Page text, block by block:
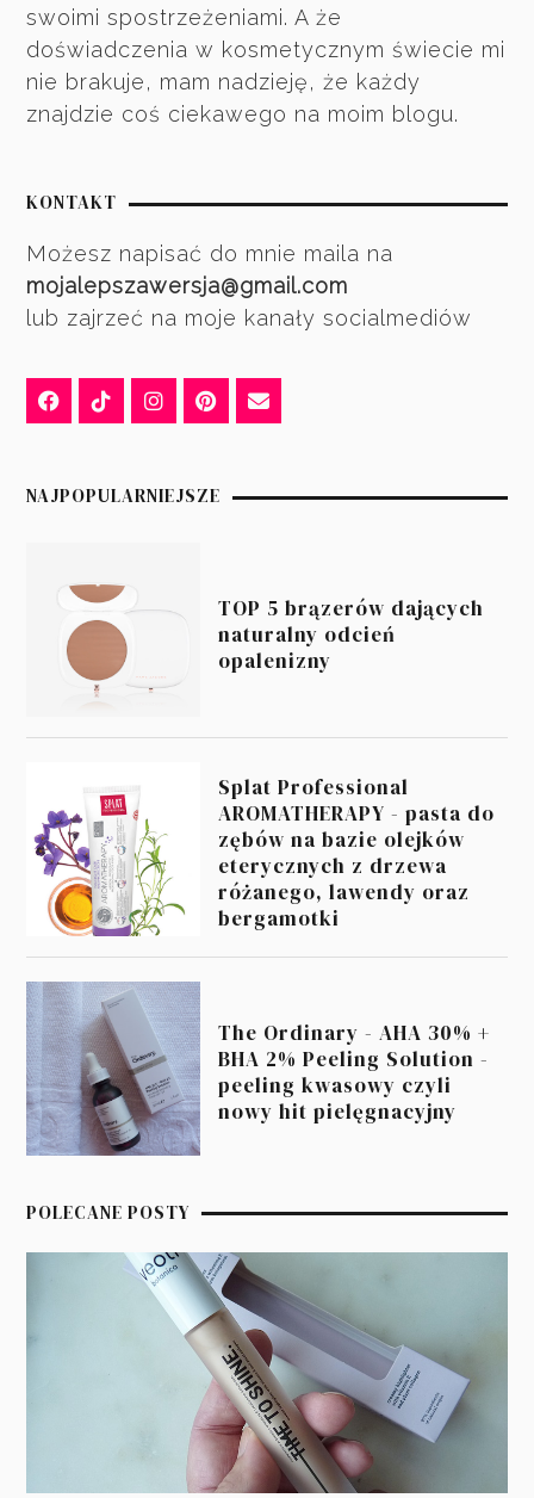
swoimi spostrzeżeniami. A że
doświadczenia w kosmetycznym świecie mi
nie brakuje, mam nadzieję, że każdy
znajdzie coś ciekawego na moim blogu.
KONTAKT
Możesz napisać do mnie maila na
mojalepszawersja@gmail.com
lub zajrzeć na moje kanały socialmediów
NAJPOPULARNIEJSZE
TOP 5 brązerów dających
naturalny odcień
opalenizny
Splat Professional
AROMATHERAPY - pasta do
zębów na bazie olejków
eterycznych z drzewa
różanego, lawendy oraz
bergamotki
The Ordinary - AHA 30% +
BHA 2% Peeling Solution -
peeling kwasowy czyli
nowy hit pielęgnacyjny
POLECANE POSTY